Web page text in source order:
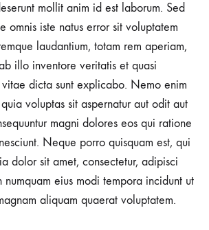
mollit anim id est laborum. Sed
omnis iste natus error sit voluptatem
laudantium, totam rem aperiam,
illo inventore veritatis et quasi
dicta sunt explicabo. Nemo enim
voluptas sit aspernatur aut odit aut
magni dolores eos qui ratione
Neque porro quisquam est, qui
dolor sit amet, consectetur, adipisci
eius modi tempora incidunt ut
aliquam quaerat voluptatem.